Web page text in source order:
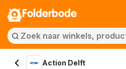
Folderbode
Action Delft